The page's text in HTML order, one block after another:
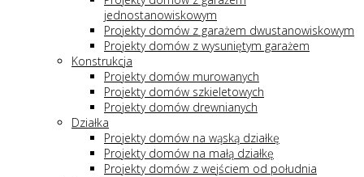
jednostanowiskowym
Projekty domów z garażem dwustanowiskowym
Projekty domów z wysuniętym garażem
Konstrukcja
Projekty domów murowanych
Projekty domów szkieletowych
Projekty domów drewnianych
Działka
Projekty domów na wąską działkę
Projekty domów na małą działkę
Projekty domów z wejściem od południa